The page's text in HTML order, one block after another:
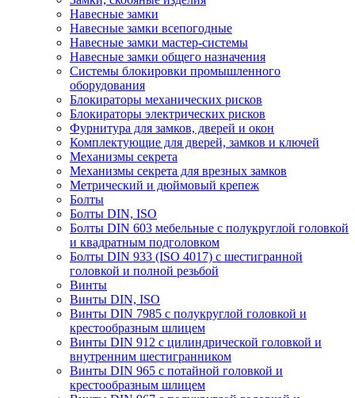
Навесные замки
Навесные замки всепогодные
Навесные замки мастер-системы
Навесные замки общего назначения
Системы блокировки промышленного
оборудования
Блокираторы механических рисков
Блокираторы электрических рисков
Фурнитура для замков, дверей и окон
Комплектующие для дверей, замков и ключей
Механизмы секрета
Механизмы секрета для врезных замков
Метрический и дюймовый крепеж
Болты
Болты DIN, ISO
Болты DIN 603 мебельные с полукруглой головкой
и квадратным подголовком
Болты DIN 933 (ISO 4017) с шестигранной
головкой и полной резьбой
Винты
Винты DIN, ISO
Винты DIN 7985 с полукруглой головкой и
крестообразным шлицем
Винты DIN 912 с цилиндрической головкой и
внутренним шестигранником
Винты DIN 965 с потайной головкой и
крестообразным шлицем